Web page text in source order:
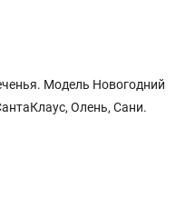
Модель Новогодний
Олень, Сани.